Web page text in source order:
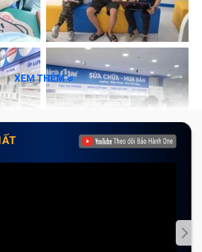
XEM THÊM